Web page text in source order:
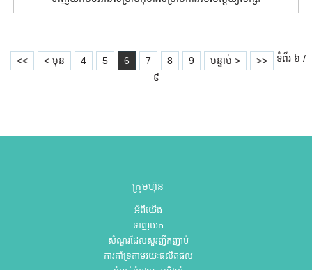
<< < មុន 4 5 6 7 8 9 បន្ទាប់ > >>
ទំព័រ ៦ /
៩
ក្រុមហ៊ុន
អំពីយើង
ទាញយក
សំណួរដែលសួរញឹកញាប់
ការគាំទ្រតាមរយៈផលិតផល